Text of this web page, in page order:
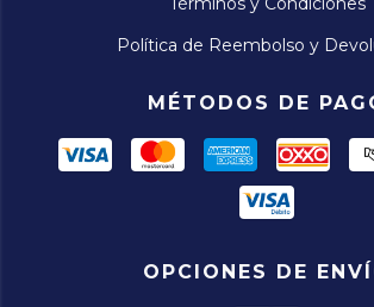
Política de Reembolso y
MÉTODOS DE
OPCIONES DE